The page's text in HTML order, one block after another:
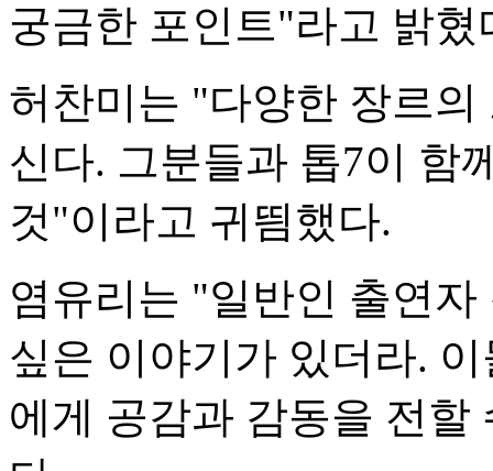
궁금한 포인트"라고 밝혔
허찬미는 "다양한 장르
신다. 그분들과 톱7이 함
것"이라고 귀띔했다.
염유리는 "일반인 출연
싶은 이야기가 있더라.
에게 공감과 감동을 전할